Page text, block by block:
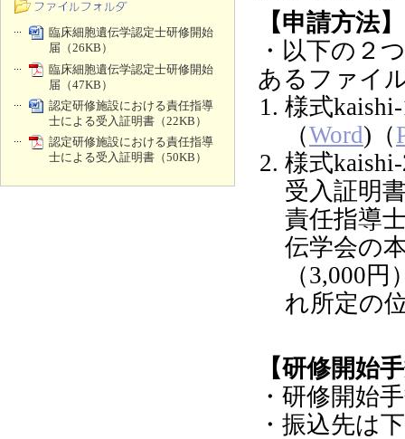
臨床細胞遺伝学認定士研修開始
届（26KB）
臨床細胞遺伝学認定士研修開始
届（47KB）
認定研修施設における責任指導
士による受入証明書（22KB）
認定研修施設における責任指導
士による受入証明書（50KB）
【申請方法】
・以下の２
あるファイ
様式
（Word)（
様式
受入証明
責任指導
伝学会の
（3,000
れ所定の
【研修開始
・研修開始
・振込先は